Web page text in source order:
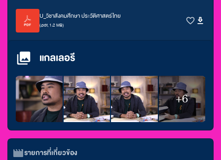
U_วิชาสังคมศึกษา ประวัติศาสตร์ไทย
(.pdf, 1.2 MB)
แกลเลอรี
+6
รายการที่เกี่ยวข้อง